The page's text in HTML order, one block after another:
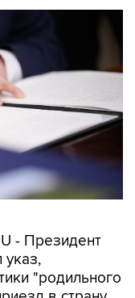
- Президент
"родильного